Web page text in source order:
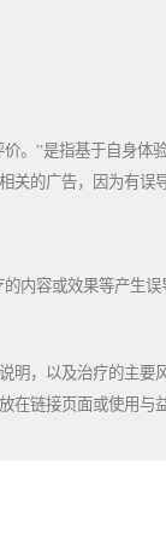
。”是指基于自身
的广告，因为有误
内容或效果等产生
，以及治疗的主要
链接页面或使用与